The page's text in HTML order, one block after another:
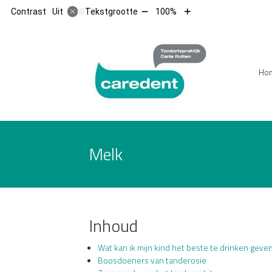
Contrast Uit Tekstgrootte Tekst
10%
100%
Tekst
10%
Melk
Inhoud
Wat kan ik mijn kind het beste te drinken
Boosdoeners van tanderosie